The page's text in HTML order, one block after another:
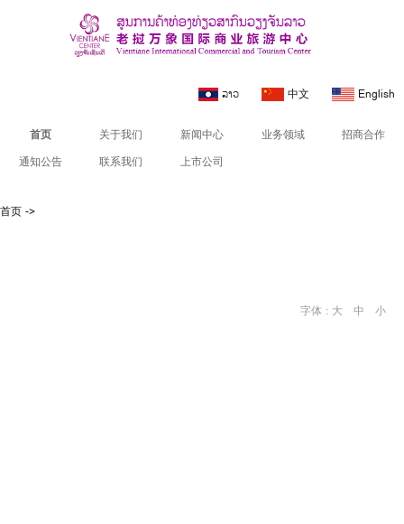
ລາວ 中文 English
首页 关于我们 新闻中心 业务领域
招商合作
通知公告
联系我们 上市公司
首页 ->
字体 : 大 中 小